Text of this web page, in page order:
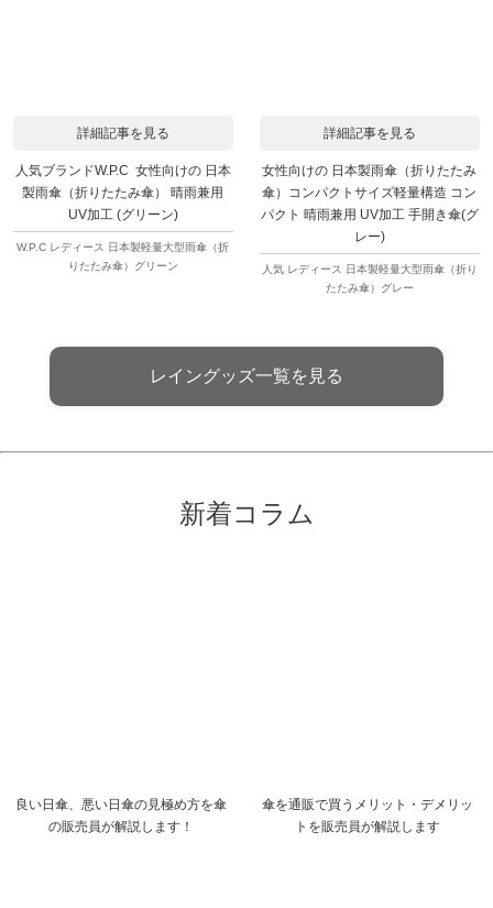
詳細記事を見る
人気ブランドW.P.C 女性向けの 日本
製雨傘（折りたたみ傘） 晴雨兼用
UV加工 (グリーン)
W.P.C レディース 日本製軽量大型雨傘（折
りたたみ傘）グリーン
詳細記事を見る
女性向けの 日本製雨傘（折りたたみ
傘）コンパクトサイズ軽量構造 コン
パクト 晴雨兼用 UV加工 手開き傘(グ
レー)
人気 レディース 日本製軽量大型雨傘（折り
たたみ傘）グレー
レイングッズ一覧を見る
新着コラム
良い日傘、悪い日傘の見極め方を傘
の販売員が解説します！
傘を通販で買うメリット・デメリッ
トを販売員が解説します